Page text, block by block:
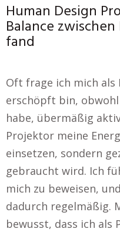
Human Design
Balance
fand
Oft frage ich mich
erschöpft bin,
habe, übermäßig
Projektor meine
einsetzen, sondern
gebraucht wird. Ich
mich zu beweisen,
dadurch regelmäßig.
bewusst, dass ich als